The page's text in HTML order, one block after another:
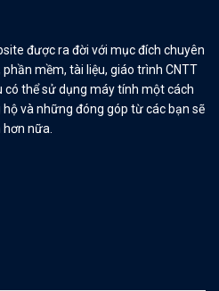
được ra đời với mục đích chuyên
mềm, tài liệu, giáo trình CNTT
thể sử dụng máy tính một cách
và những đóng góp từ các bạn sẽ
hơn nữa.